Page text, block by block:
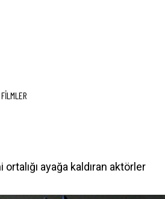
FİLMLER
ayağa kaldıran aktörler